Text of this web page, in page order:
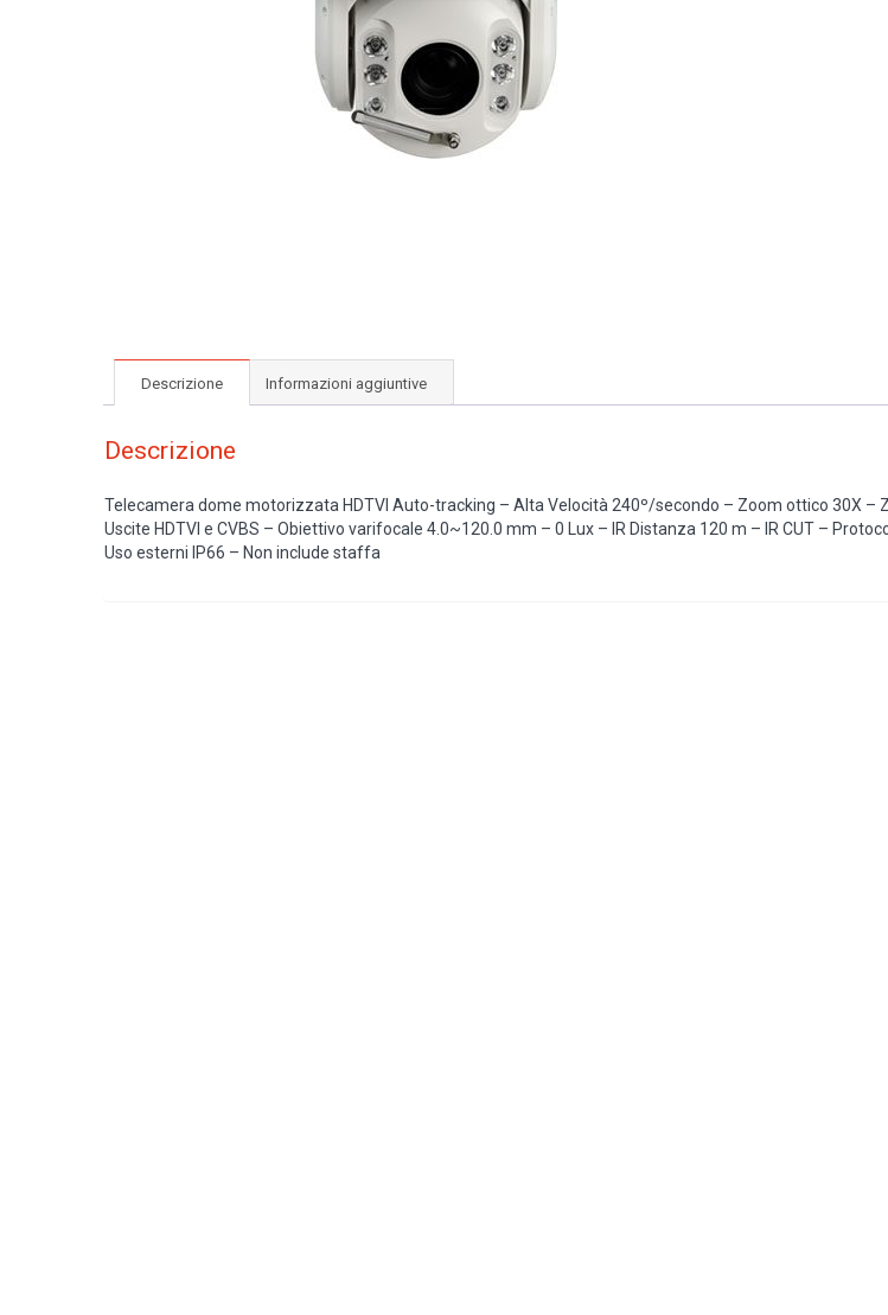
Descrizione Informazioni aggiuntive
Descrizione
Telecamera dome motorizzata HDTVI Auto-tracking – Alta Velocità 240º/secondo – Zoom ottico 30X –
Uscite HDTVI e CVBS – Obiettivo varifocale 4.0~120.0 mm – 0 Lux – IR Distanza 120 m – IR CUT –
Uso esterni IP66 – Non include staffa